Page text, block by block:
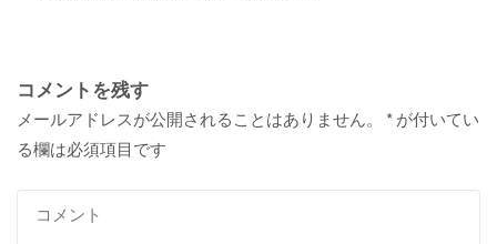
コメントを残す
メールアドレスが公開されることはありません。 * が付いてい
る欄は必須項目です